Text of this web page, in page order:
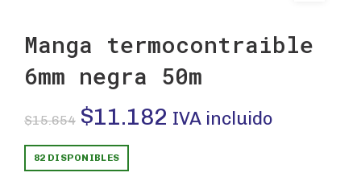
Manga termocontraible
6mm negra 50m
$15.654 El
precio
$11.182 El
IVA incluido
82 DISPONIBLES